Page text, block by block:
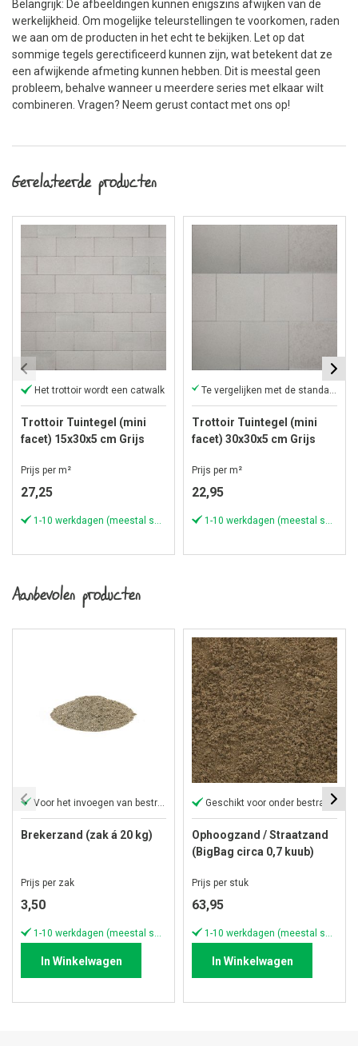
Belangrijk: De afbeeldingen kunnen enigszins afwijken van de
werkelijkheid. Om mogelijke teleurstellingen te voorkomen, raden
we aan om de producten in het echt te bekijken. Let op dat
sommige tegels gerectificeerd kunnen zijn, wat betekent dat ze
een afwijkende afmeting kunnen hebben. Dit is meestal geen
probleem, behalve wanneer u meerdere series met elkaar wilt
combineren. Vragen? Neem gerust contact met ons op!
Gerelateerde producten
Het trottoir wordt een catwalk
Trottoir Tuintegel (mini
facet) 15x30x5 cm Grijs
Prijs per m²
27,25
Te vergelijken met de standaard trottoir tegels
Trottoir Tuintegel (mini
facet) 30x30x5 cm Grijs
Prijs per m²
22,95
Aanbevolen producten
Voor het invoegen van bestrating
Brekerzand (zak á 20 kg)
Prijs per zak
3,50
In Winkelwagen
Geschikt voor onder bestrating
Ophoogzand / Straatzand
(BigBag circa 0,7 kuub)
Prijs per stuk
63,95
In Winkelwagen